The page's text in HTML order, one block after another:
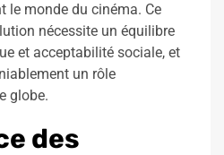
le monde du cinéma. Ce
nécessite un équilibre
et acceptabilité sociale, et
un rôle
globe.
des